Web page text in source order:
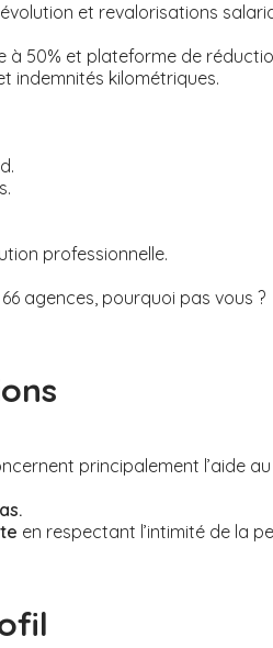
et revalorisations
50% et plateforme de
indemnités kilométriques.
professionnelle.
agences, pourquoi pas vous ?
principalement l’aide
en respectant l’intimité de la